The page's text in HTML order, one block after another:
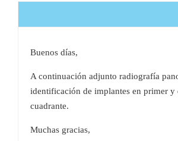
Buenos días,
A continuación adjunto radiografía
identificación de implantes en primer y
cuadrante.
Muchas gracias,